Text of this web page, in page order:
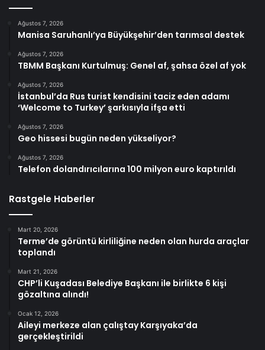
Ağustos 7, 2026
Manisa Saruhanlı’ya Büyükşehir’den tarımsal destek
Ağustos 7, 2026
TBMM Başkanı Kurtulmuş: Genel af, şahsa özel af yok
Ağustos 7, 2026
İstanbul’da Rus turist kendisini taciz eden adamı
‘Welcome to Turkey’ şarkısıyla ifşa etti
Ağustos 7, 2026
Geo hissesi bugün neden yükseliyor?
Ağustos 7, 2026
Telefon dolandırıcılarına 100 milyon euro kaptırıldı
Rastgele Haberler
Mart 20, 2026
Terme’de görüntü kirliliğine neden olan hurda araçlar
toplandı
Mart 21, 2026
CHP’li Kuşadası Belediye Başkanı ile birlikte 6 kişi
gözaltına alındı!
Ocak 12, 2026
Aileyi merkeze alan çalıştay Karşıyaka’da
gerçekleştirildi